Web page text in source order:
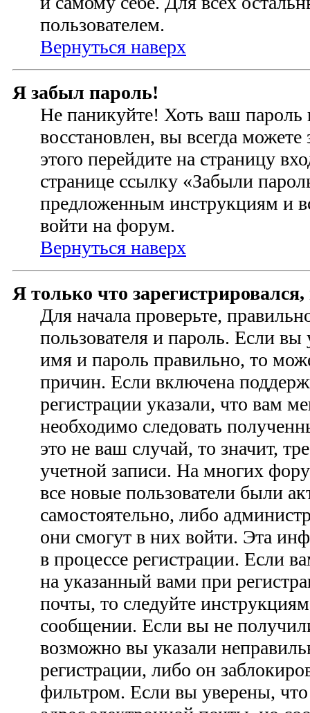
пользователем.
Вернуться наверх
Я забыл пароль!
Не паникуйте! Хоть ваш
восстановлен, вы всегда
этого перейдите на страницу
странице ссылку «Забыли
предложенным инструкциям и
войти на форум.
Вернуться наверх
Я только что
Для начала проверьте,
пользователя и пароль. Если вы
имя и пароль правильно, то
причин. Если включена
регистрации указали, что вам
необходимо следовать
это не ваш случай, то значит,
учетной записи. На многих
все новые пользователи были
самостоятельно, либо
они смогут в них войти. Эта
в процессе регистрации. Если
на указанный вами при
почты, то следуйте
сообщении. Если вы не
возможно вы указали
регистрации, либо он
фильтром. Если вы уверены,